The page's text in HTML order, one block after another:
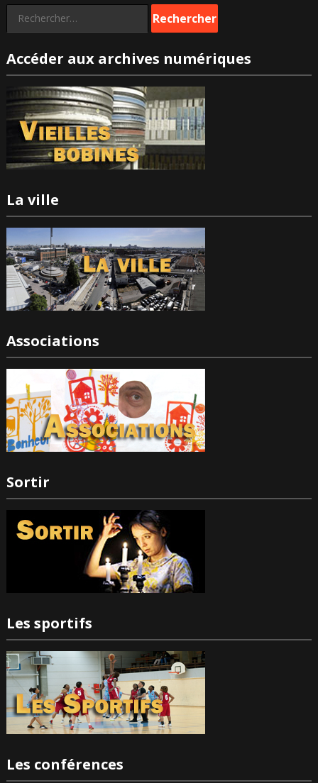
Rechercher :
Accéder aux archives numériques
La ville
Associations
Sortir
Les sportifs
Les conférences